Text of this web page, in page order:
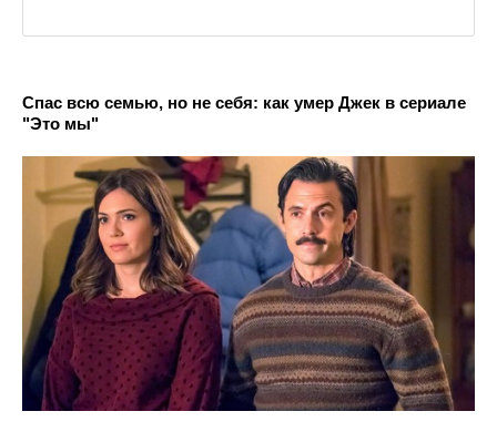
Спас всю семью, но не себя: как умер Джек в сериале
"Это мы"